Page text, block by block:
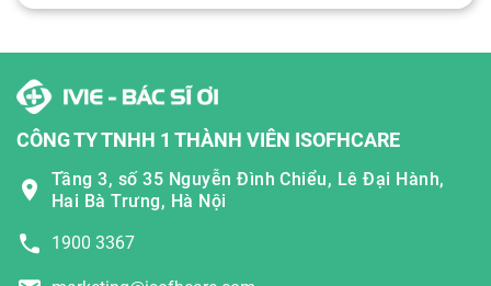
CÔNG TY TNHH 1 THÀNH VIÊN ISOFHCARE
Tầng 3, số 35 Nguyễn Đình Chiểu, Lê Đại Hành,
Hai Bà Trưng, Hà Nội
1900 3367